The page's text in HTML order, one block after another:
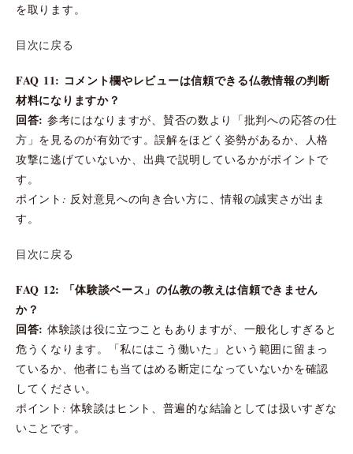
を取ります。
目次に戻る
FAQ 11: コメント欄やレビューは信頼できる仏教情報の判断
材料になりますか？
回答: 参考にはなりますが、賛否の数より「批判への応答の仕
方」を見るのが有効です。誤解をほどく姿勢があるか、人格
攻撃に逃げていないか、出典で説明しているかがポイントで
す。
ポイント: 反対意見への向き合い方に、情報の誠実さが出ま
す。
目次に戻る
FAQ 12: 「体験談ベース」の仏教の教えは信頼できません
か？
回答: 体験談は役に立つこともありますが、一般化しすぎると
危うくなります。「私にはこう働いた」という範囲に留まっ
ているか、他者にも当てはめる断定になっていないかを確認
してください。
ポイント: 体験談はヒント、普遍的な結論としては扱いすぎな
いことです。